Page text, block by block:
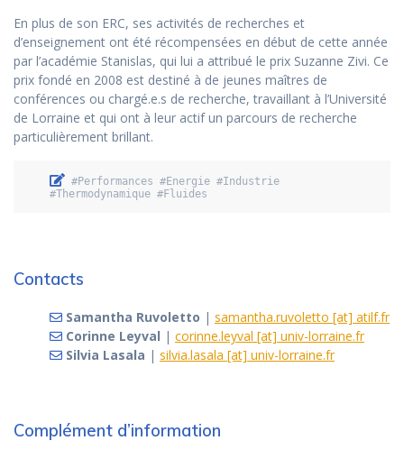
En plus de son ERC, ses activités de recherches et
d’enseignement ont été récompensées en début de cette année
par l’académie Stanislas, qui lui a attribué le prix Suzanne Zivi. Ce
prix fondé en 2008 est destiné à de jeunes maîtres de
conférences ou chargé.e.s de recherche, travaillant à l’Université
de Lorraine et qui ont à leur actif un parcours de recherche
particulièrement brillant.
#Performances #Energie #Industrie
#Thermodynamique #Fluides
Contacts
Samantha Ruvoletto | samantha.ruvoletto [at] atilf.fr
Corinne Leyval | corinne.leyval [at] univ-lorraine.fr
Silvia Lasala | silvia.lasala [at] univ-lorraine.fr
Complément d’information